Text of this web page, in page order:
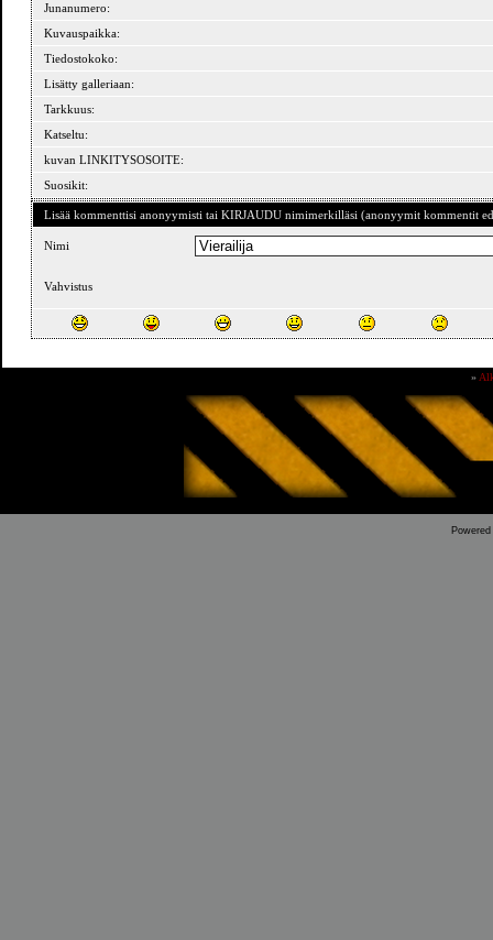
Junanumero:
Kuvauspaikka:
Tiedostokoko:
Lisätty galleriaan:
Tarkkuus:
Katseltu:
kuvan LINKITYSOSOITE:
Suosikit:
Lisää kommenttisi anonyymisti tai KIRJAUDU nimimerkilläsi (anonyymit kommentit
Nimi
Vahvistus
»